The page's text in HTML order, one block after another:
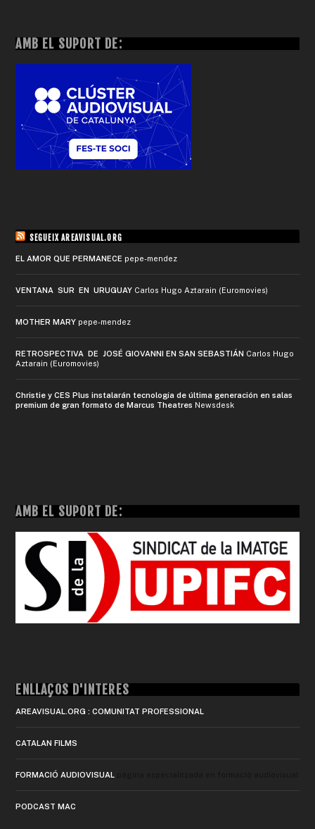
AMB EL SUPORT DE:
SEGUEIX AREAVISUAL.ORG
EL AMOR QUE PERMANECE pepe-mendez
VENTANA SUR EN URUGUAY Carlos Hugo Aztarain (Euromovies)
MOTHER MARY pepe-mendez
RETROSPECTIVA DE JOSÉ GIOVANNI EN SAN SEBASTIÁN Carlos Hugo
Aztarain (Euromovies)
Christie y CES Plus instalarán tecnología de última generación en salas
premium de gran formato de Marcus Theatres Newsdesk
AMB EL SUPORT DE:
ENLLAÇOS D'INTERÈS
AREAVISUAL.ORG : COMUNITAT PROFESSIONAL
CATALAN FILMS
FORMACIÓ AUDIOVISUAL
PODCAST MAC